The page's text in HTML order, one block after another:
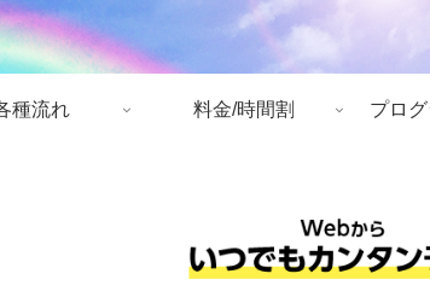
種流れ 料金/時間割 プロ